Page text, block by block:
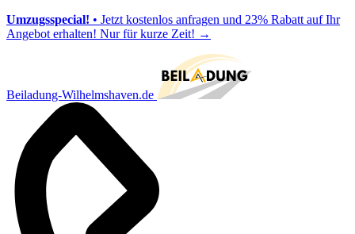
Umzugsspecial! • Jetzt kostenlos anfragen und 23% Rabatt auf Ihr
Angebot erhalten! Nur für kurze Zeit! →
Beiladung-Wilhelmshaven.de